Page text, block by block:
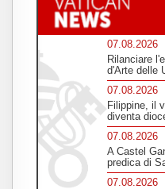
07.08.2026
Rilanciare
d'Arte delle
07.08.2026
Filippine, il
diventa
07.08.2026
A Castel
predica di
07.08.2026